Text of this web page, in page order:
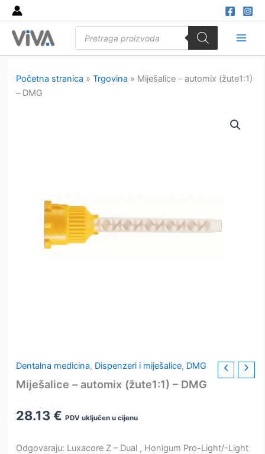
Skip
to
content
search
Početna stranica »Trgovina » Miješalice – automix (žute1:1)
– DMG
Dentalna medicina, Dispenzeri i miješalice, DMG
Miješalice – automix (žute1:1) – DMG
28.13€ PDV uključen u cijenu
Odgovaraju: Luxacore Z – Dual , Honigum Pro-Light/-Light